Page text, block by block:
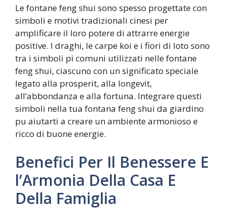
Le fontane feng shui sono spesso progettate con
simboli e motivi tradizionali cinesi per
amplificare il loro potere di attrarre energie
positive. I draghi, le carpe koi e i fiori di loto sono
tra i simboli pi comuni utilizzati nelle fontane
feng shui, ciascuno con un significato speciale
legato alla prosperit, alla longevit,
all’abbondanza e alla fortuna. Integrare questi
simboli nella tua fontana feng shui da giardino
pu aiutarti a creare un ambiente armonioso e
ricco di buone energie.
Benefici Per Il Benessere E
l’Armonia Della Casa E
Della Famiglia